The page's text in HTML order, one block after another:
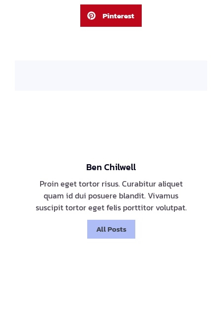
Pinterest
Ben Chilwell
Proin eget tortor risus. Curabitur aliquet
quam id dui posuere blandit. Vivamus
suscipit tortor eget felis porttitor volutpat.
All Posts